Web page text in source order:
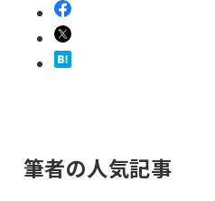
筆者の人気記事